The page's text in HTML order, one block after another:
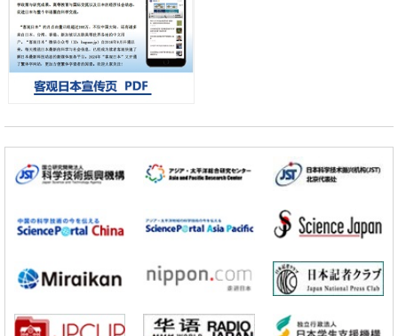
开发出300亿年仅误差1秒的光晶格钟，构建网络将其打造为下一代社会
基础设施
经济・社会
日本成立“以人为本AI联盟”——力争借助AI拓展社会公众创造力，依托
产学合作推进研发
科学研究
带大量基因的人工细胞
政策
展研究
科学研究
科学研究
开发出300亿年仅误差1秒的光晶格钟，构建网络将其打造为下一代社会
基础设施
经济・社会